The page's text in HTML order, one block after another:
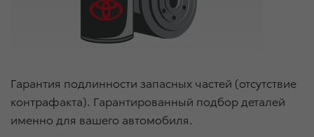
Гарантия подлинности запасных частей (отсутствие
контрафакта). Гарантированный подбор деталей
именно для вашего автомобиля.